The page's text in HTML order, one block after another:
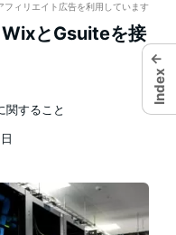
フィリエイト広告を利用しています
とGsuiteを接
関すること
←
Index